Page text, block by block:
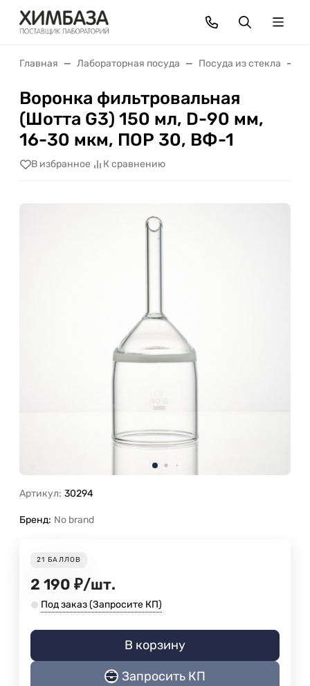
Главная Лабораторная посуда Посуда из стекла
Воронка фильтровальная
(Шотта G3) 150 мл, D-90 мм,
16-30 мкм, ПОР 30, ВФ-1
В избранное К сравнению
Артикул: 30294
Бренд: No brand
21 БАЛЛОВ
2 190 ₽/шт.
Под заказ (Запросите КП)
В корзину
Запросить КП